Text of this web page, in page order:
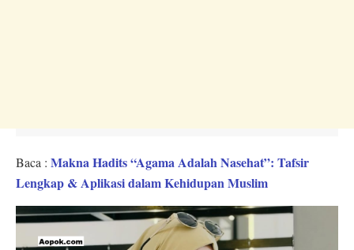
Baca : Makna Hadits “Agama Adalah Nasehat”: Tafsir
Lengkap & Aplikasi dalam Kehidupan Muslim